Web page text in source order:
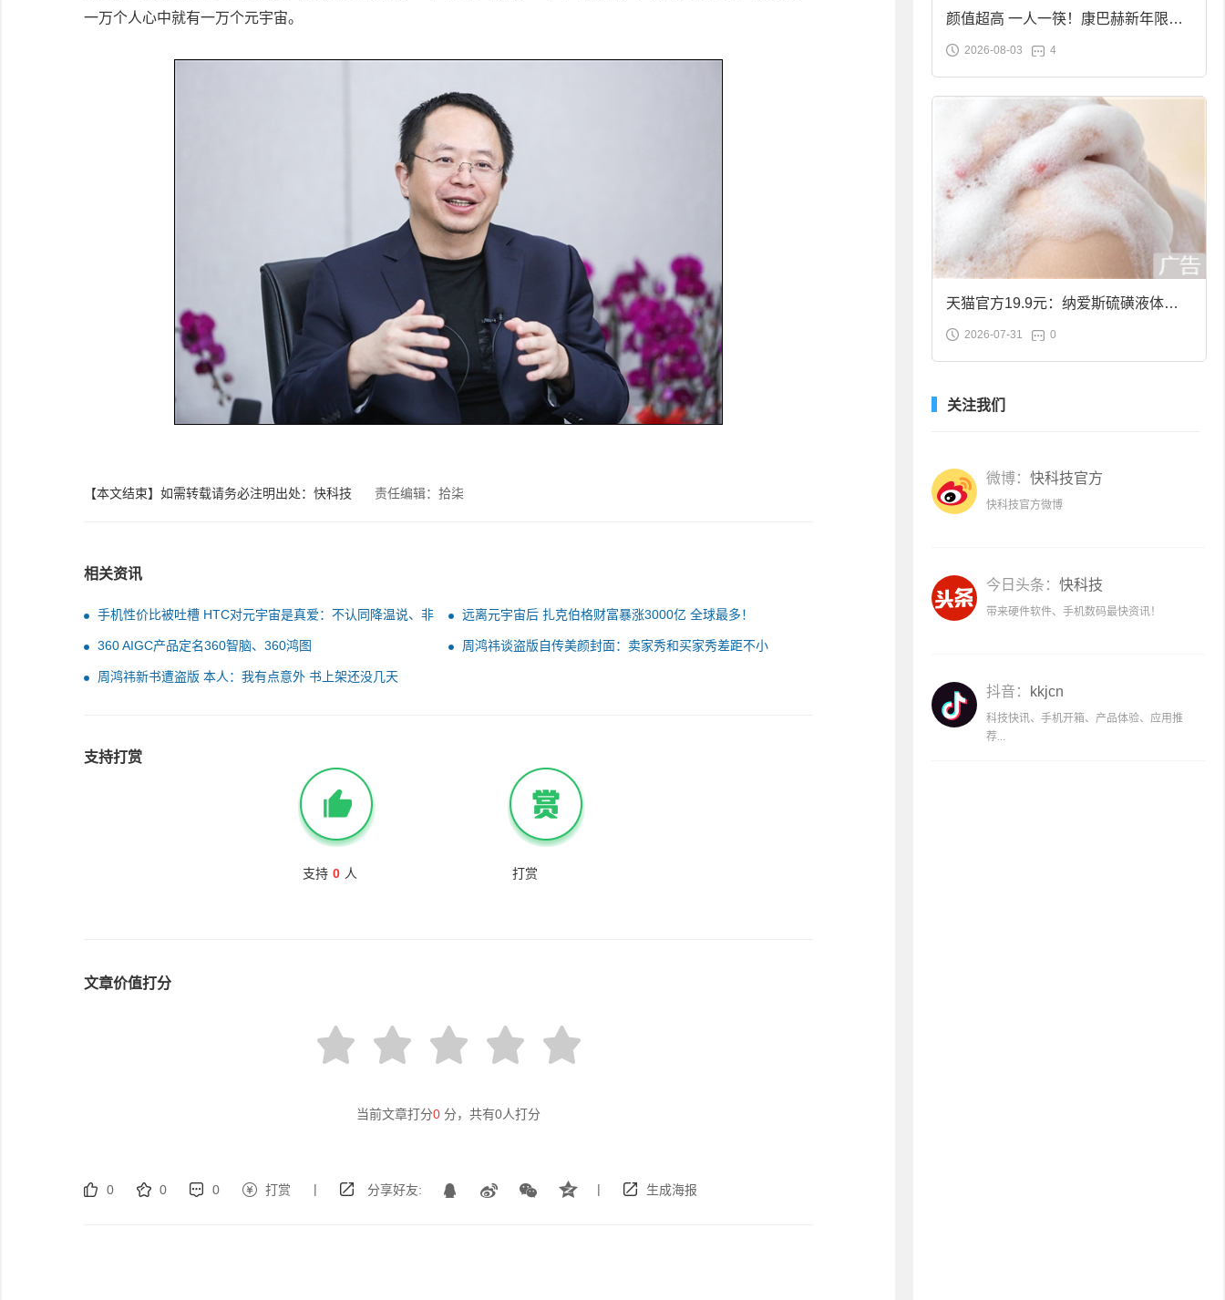
一万个人心中就有一万个元宇宙。
【本文结束】如需转载请务必注明出处：快科技 责任编辑：拾柒
相关资讯
手机性价比被吐槽 HTC对元宇宙是真爱：不认同降温说、非
远离元宇宙后 扎克伯格财富暴涨3000亿 全球最多！
360 AIGC产品定名360智脑、360鸿图 周鸿祎谈盗版自传美颜封面：卖家秀和买家秀差距不小
周鸿祎新书遭盗版 本人：我有点意外 书上架还没几天
支持打赏
支持 0 人 打赏
文章价值打分
当前文章打分0 分，共有0人打分
0 0 0 打赏 | 分享好友: | 生成海报
颜值超高 一人一筷！康巴赫新年限定
合金筷子大促：19.9元
2026-08-03 4
天猫官方19.9元：纳爱斯硫磺液体香
皂2斤大促
2026-07-31 0
关注我们
微博： 快科技官方
快科技官方微博
今日头条： 快科技
带来硬件软件、手机数码最快资讯！
抖音： kkjcn
科技快讯、手机开箱、产品体验、应用推
荐...